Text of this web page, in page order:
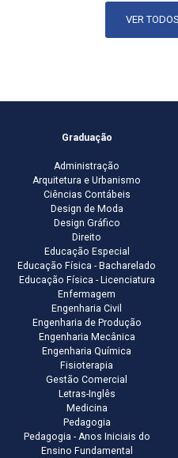
VER
Graduação
Administração
Arquitetura e Urbanismo
Ciências Contábeis
Design de Moda
Design Gráfico
Direito
Educação Especial
Educação Física - Bacharelado
Educação Física - Licenciatura
Enfermagem
Engenharia Civil
Engenharia de Produção
Engenharia Mecânica
Engenharia Química
Fisioterapia
Gestão Comercial
Letras-Inglês
Medicina
Pedagogia
Pedagogia - Anos Iniciais do
Ensino Fundamental